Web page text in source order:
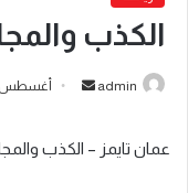
الكذب
admin أغسطس 2, 2023
عمان تايمز – الكذب